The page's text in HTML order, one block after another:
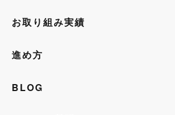
お取り組み実績
進め方
BLOG